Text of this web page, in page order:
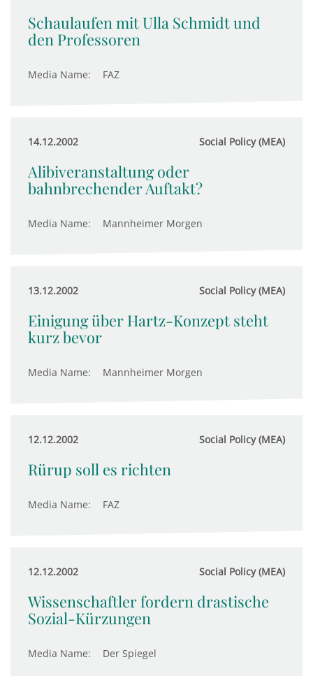
Schaulaufen mit Ulla Schmidt und
den Professoren
Media Name: FAZ
14.12.2002 Social Policy (MEA)
Alibiveranstaltung oder
bahnbrechender Auftakt?
Media Name: Mannheimer Morgen
13.12.2002 Social Policy (MEA)
Einigung über Hartz-Konzept steht
kurz bevor
Media Name: Mannheimer Morgen
12.12.2002 Social Policy (MEA)
Rürup soll es richten
Media Name: FAZ
12.12.2002 Social Policy (MEA)
Wissenschaftler fordern drastische
Sozial-Kürzungen
Media Name: Der Spiegel